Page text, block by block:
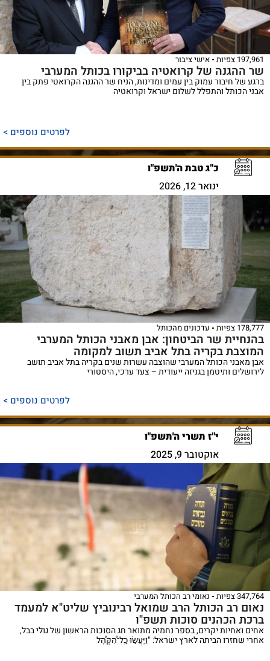
197,961 צפיות אישי ציבור
שר ההגנה של קרואטיה בביקורו בכותל המערבי
ברגע של חיבור עמוק בין עמים ומדינות, הניח שר ההגנה הקרואטי פתק בין
אבני הכותל והתפלל לשלום ישראל וקרואטיה
לפרטים נוספים >
כ"ג טבת ה'תשפ"ו
ינואר 12, 2026
178,777 צפיות עדכונים מהכותל
בהנחיית שר הביטחון: אבן מאבני הכותל המערבי
המוצבת בקריה בתל אביב תשוב למקומה
אבן מאבני הכותל המערבי שהוצבה עשרות שנים בקריה בתל אביב תושב
לירושלים ותיטמן בגניזה ייעודית – צעד ערכי, היסטורי
לפרטים נוספים >
י"ז תשרי ה'תשפ"ו
אוקטובר 9, 2025
347,764 צפיות נאומי רב הכותל המערבי
נאום רב הכותל הרב שמואל רבינוביץ שליט"א למעמד
ברכת הכהנים סוכות תשפ"ו
אחים ואחיות יקרים, בספר נחמיה מתואר חג הסוכות הראשון של גולי בבל,
אחרי שחזרו הביתה לארץ ישראל: "וַיַּֽעֲשׂ֣וּ כׇֽל־הַ֠קָּהָ֠ל